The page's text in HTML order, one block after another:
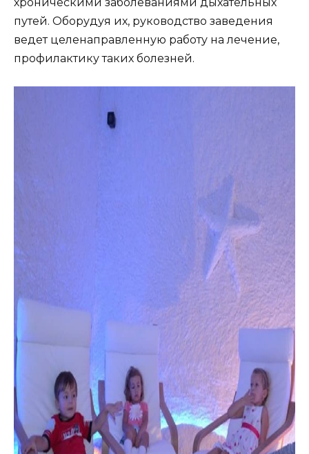
путей. Оборудуя их, руководство заведения
ведет целенаправленную работу на лечение,
профилактику таких болезней.